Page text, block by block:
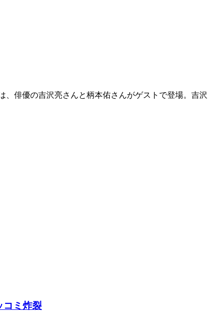
、俳優の吉沢亮さんと柄本佑さんがゲストで登場。吉沢
コミ炸裂